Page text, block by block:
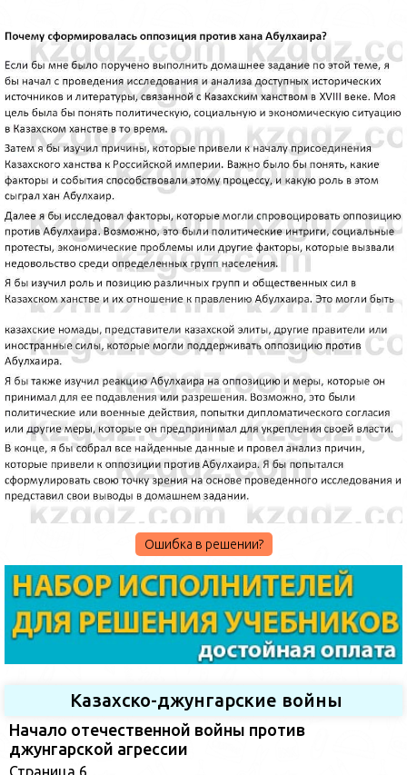
Ошибка в решении?
Казахско-джунгарские войны
Начало отечественной войны против
джунгарской агрессии